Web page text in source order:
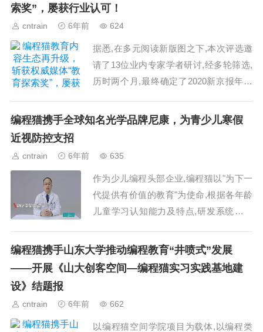
索奖”，屡获行业认可！
cntrain 6年前 624
据悉,在多元阅读新版图之下,本次评选邀
请了13位业内专家学者研讨,经多轮筛选,
历时两个月,最终确定了2020新京报年度
编程猫携手全球知名光学品牌尼康，为青少儿寒假
近视防控支招
cntrain 6年前 635
作为少儿编程头部企业,编程猫以"为下一
代提供有价值的教育"为使命,根据各年龄
儿童学习认知能力及特点,研发系统化课
儿童的编程工具。...
编程猫携手山东大学推动编程教育“井喷式”发展
——开展《山大创客空间—编程猫实习实践基地建
设》结题报
cntrain 6年前 662
以编程猫空间学院项目为载体,以编程类